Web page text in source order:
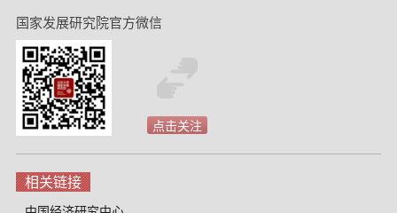
国家发展研究院官方微信
点击关注
相关链接